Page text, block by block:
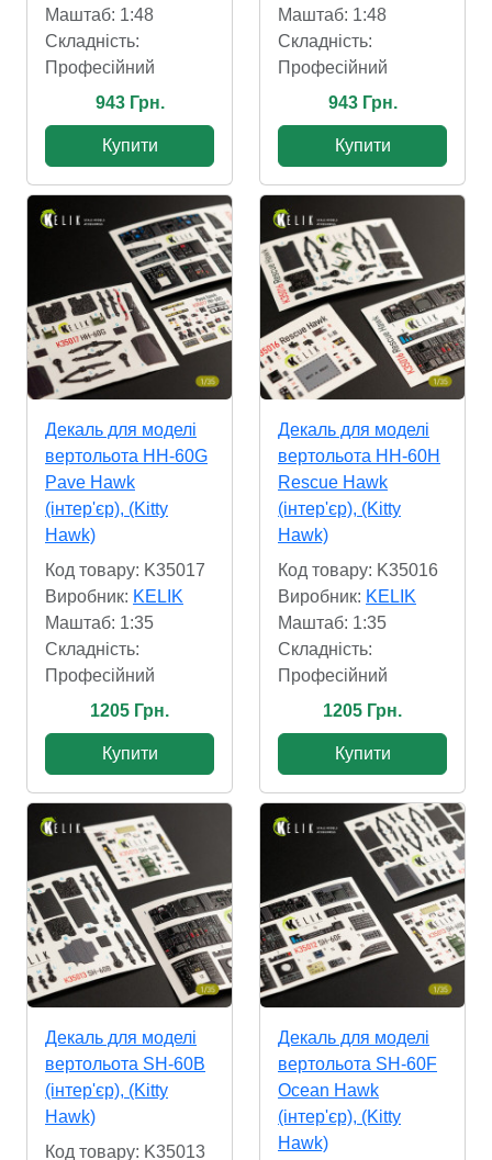
Маштаб: 1:48
Складність:
Професійний
943 Грн.
Купити
Маштаб: 1:48
Складність:
Професійний
943 Грн.
Купити
Декаль для моделі
вертольота HH-60G
Pave Hawk
(інтер'єр), (Kitty
Hawk)
Код товару: K35017
Виробник: KELIK
Маштаб: 1:35
Складність:
Професійний
1205 Грн.
Купити
Декаль для моделі
вертольота HH-60H
Rescue Hawk
(інтер'єр), (Kitty
Hawk)
Код товару: K35016
Виробник: KELIK
Маштаб: 1:35
Складність:
Професійний
1205 Грн.
Купити
Декаль для моделі
вертольота SH-60B
(інтер'єр), (Kitty
Hawk)
Код товару: K35013
Декаль для моделі
вертольота SH-60F
Ocean Hawk
(інтер'єр), (Kitty
Hawk)